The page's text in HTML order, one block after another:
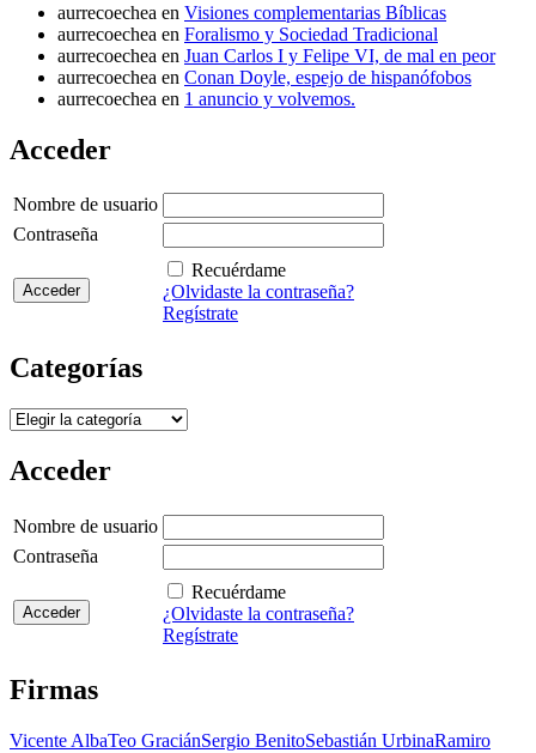
aurrecoechea en Visiones complementarias Bíblicas
aurrecoechea en Foralismo y Sociedad Tradicional
aurrecoechea en Juan Carlos I y Felipe VI, de mal en peor
aurrecoechea en Conan Doyle, espejo de hispanófobos
aurrecoechea en 1 anuncio y volvemos.
Acceder
Nombre de usuario
Contraseña
Recuérdame
¿Olvidaste la contraseña?
Regístrate
Categorías
Categorías
Acceder
Nombre de usuario
Contraseña
Recuérdame
¿Olvidaste la contraseña?
Regístrate
Firmas
Vicente AlbaTeo GraciánSergio BenitoSebastián UrbinaRamiro